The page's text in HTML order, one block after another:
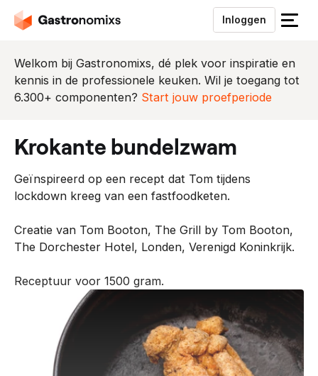
Inloggen
S
u
i
Welkom bij Gastronomixs, dé plek voor inspiratie en
kennis in de professionele keuken. Wil je toegang tot
6.300+ componenten? Start jouw proefperiode
krokante bundelzwam
Geïnspireerd op een recept dat Tom tijdens
lockdown kreeg van een fastfoodketen.
Creatie van Tom Booton, The Grill by Tom Booton,
The Dorchester Hotel, Londen, Verenigd Koninkrijk.
Receptuur voor 1500 gram.